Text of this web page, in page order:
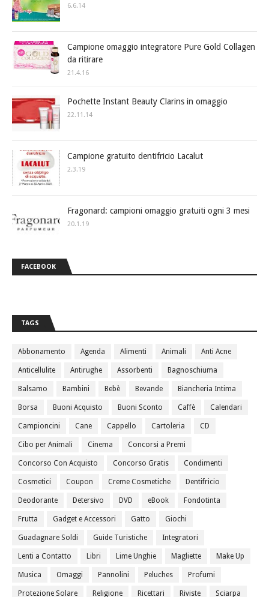
6.6.14
Campione omaggio integratore Pure Gold Collagen
da ritirare
21.4.16
Pochette Instant Beauty Clarins in omaggio
22.11.14
Campione gratuito dentifricio Lacalut
2.3.19
Fragonard: campioni omaggio gratuiti ogni 3 mesi
20.1.19
FACEBOOK
TAGS
Abbonamento Agenda Alimenti Animali Anti Acne
Anticellulite Antirughe Assorbenti Bagnoschiuma
Balsamo Bambini Bebè Bevande Biancheria Intima
Borsa Buoni Acquisto Buoni Sconto Caffè Calendari
Campioncini Cane Cappello Cartoleria CD
Cibo per Animali Cinema Concorsi a Premi
Concorso Con Acquisto Concorso Gratis Condimenti
Cosmetici Coupon Creme Cosmetiche Dentifricio
Deodorante Detersivo DVD eBook Fondotinta
Frutta Gadget e Accessori Gatto Giochi
Guadagnare Soldi Guide Turistiche Integratori
Lenti a Contatto Libri Lime Unghie Magliette Make Up
Musica Omaggi Pannolini Peluches Profumi
Protezione Solare Religione Ricettari Riviste Sciarpa